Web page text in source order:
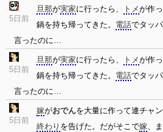
5日前
旦那が実家に行ったら、 トメが作
鍋を持ち帰ってきた。 電話でタッ
言ったのに…
5日前
旦那が実家に行ったら、 トメが作
鍋を持ち帰ってきた。 電話でタッ
言ったのに…
5日前
嫁がおでんを大量に作って連チャ
終わり を告げた。だがそこで嫁、